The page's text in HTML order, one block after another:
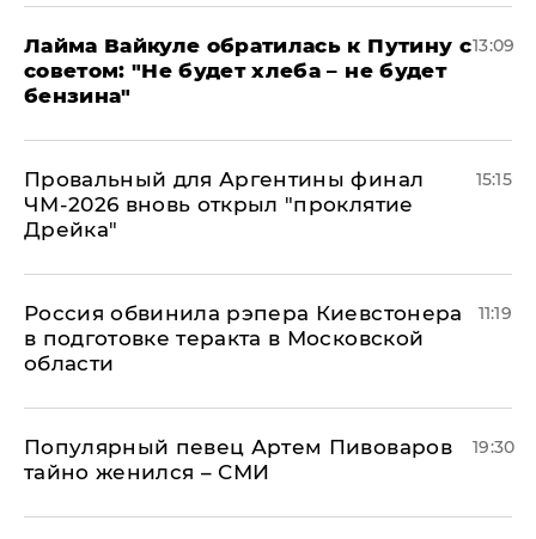
Лайма Вайкуле обратилась к Путину с
советом: "Не будет хлеба – не будет
бензина"
13:09
Провальный для Аргентины финал
ЧМ-2026 вновь открыл "проклятие
Дрейка"
15:15
Россия обвинила рэпера Киевстонера
в подготовке теракта в Московской
области
11:19
Популярный певец Артем Пивоваров
тайно женился – СМИ
19:30